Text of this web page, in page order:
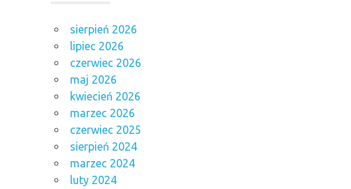
sierpień 2026
lipiec 2026
czerwiec 2026
maj 2026
kwiecień 2026
marzec 2026
czerwiec 2025
sierpień 2024
marzec 2024
luty 2024